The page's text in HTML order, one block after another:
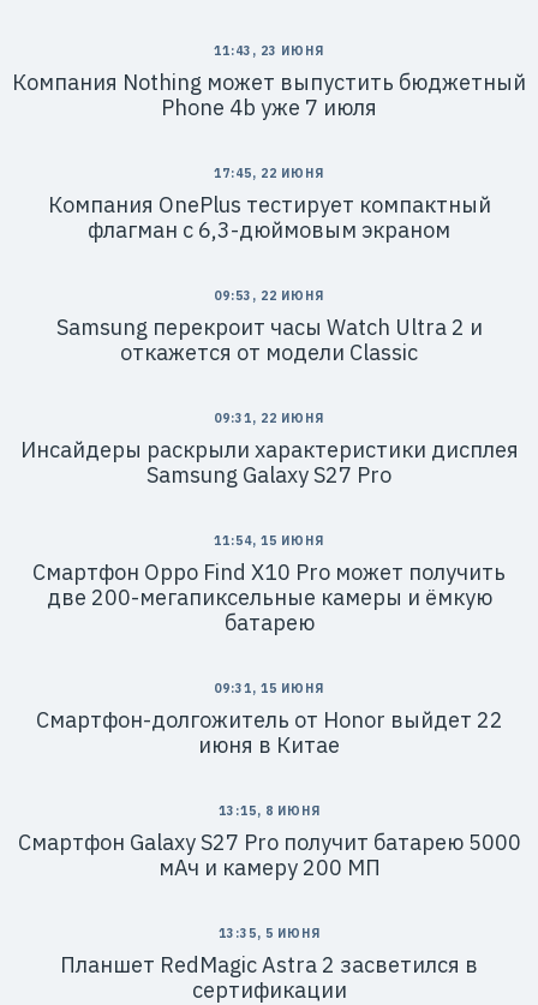
11:43, 23 ИЮНЯ
Компания Nothing может выпустить бюджетный
Phone 4b уже 7 июля
17:45, 22 ИЮНЯ
Компания OnePlus тестирует компактный
флагман с 6,3-дюймовым экраном
09:53, 22 ИЮНЯ
Samsung перекроит часы Watch Ultra 2 и
откажется от модели Classic
09:31, 22 ИЮНЯ
Инсайдеры раскрыли характеристики дисплея
Samsung Galaxy S27 Pro
11:54, 15 ИЮНЯ
Смартфон Oppo Find X10 Pro может получить
две 200-мегапиксельные камеры и ёмкую
батарею
09:31, 15 ИЮНЯ
Смартфон-долгожитель от Honor выйдет 22
июня в Китае
13:15, 8 ИЮНЯ
Смартфон Galaxy S27 Pro получит батарею 5000
мАч и камеру 200 МП
13:35, 5 ИЮНЯ
Планшет RedMagic Astra 2 засветился в
сертификации